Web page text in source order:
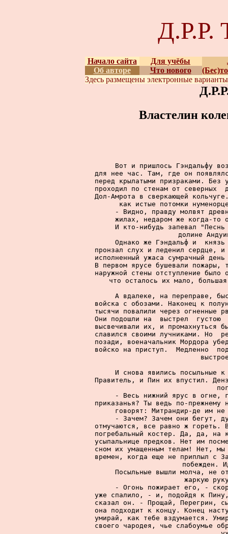
Начало сайта Для учёбы
Об авторе
Что нового
Здесь размещены электронные
Властелин
Вот и пришлось Гэндальфу
для нее час. Там, где он
перед крылатыми призраками.
проходил по стенам от
Дол-Амрота в сверкающей
как истые потомки
- Видно, правду молвят
жилах, недаром же когда-то
И кто-нибудь запевал
долине
Однако же Гэндальф и
пронзал слух и леденил сердце,
исполненный ужаса сумрачный
В первом ярусе бушевали пожары,
наружной стены отступление
что осталось их мало,
А вдалеке, на переправе,
войска с обозами. Наконец к
тысячи повалили через огненные
Они подошли на  выстрел
высвечивали их, и промахнуться
славился своими лучниками. Но
позади, военачальник Мордора
войско на приступ.  Медленно
И снова явились посыльные
Правитель, и Пин их впустил.
- Весь нижний ярус в огне,
приказанья? Ты ведь по-
говорят: Митрандир-де им
- Зачем? Зачем они бегут,
отмучаются, все равно ж гореть.
погребальный костер. Да, да, на
усыпальнице предков. Нет им
сном их умащенным телам! Нет,
времен, когда еще не приплыл с
побежден.
Посыльные вышли молча, не
жаркую
- Огонь пожирает его, -
уже спалило, - и, подойдя к
сказал он. - Прощай, Перегрин,
она подходит к концу. Конец
умирай, как тебе вздумается.
своего чародея, чье слабоумье